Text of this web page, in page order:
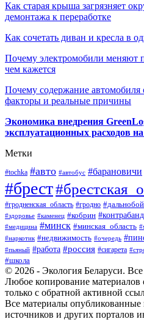
Как старая крыша загрязняет
демонтажа к переработке
Как сочетать диван и кресла в
Почему электромобили меняют
чем кажется
Почему содержание автомобиля
факторы и реальные причины
Экономика внедрения
эксплуатационных расходов
Метки
#tochka #авто #автобус #барановичи
#брест
#гродненская_область #гродно
#здоровье #каменец #кобрин
#медицина #минск #минская_область
#наркотик #недвижимость #очередь
#пьяный #работа #россия #сигарета
#школа
© 2026 - Экология Беларуси.
Любое копирование материалов
только с обратной активной
Все материалы опубликованные
источников и других порталов